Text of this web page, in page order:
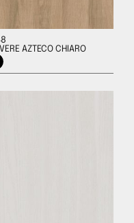
AZTECO CHIARO